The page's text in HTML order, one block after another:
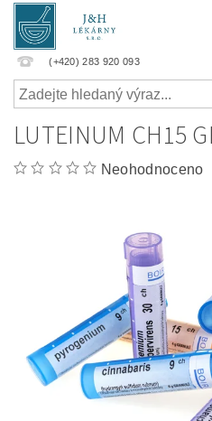
(+420) 283 920 093
LUTEINUM CH15
Neohodnoceno